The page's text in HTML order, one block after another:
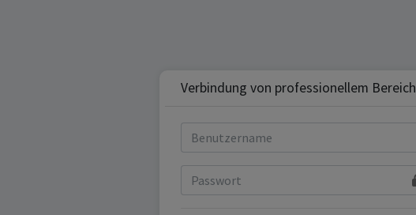
Verbindung von professionellem Bereich